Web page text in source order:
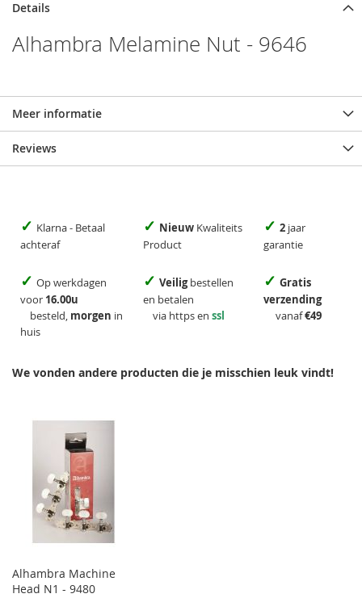
Details
Alhambra Melamine Nut - 9646
Meer informatie
Reviews
✓ Klarna - Betaal
achteraf
✓ Nieuw Kwaliteits
Product
✓ 2 jaar
garantie
✓ Op werkdagen
voor 16.00u
besteld, morgen in
huis
✓ Veiligbestellen
en betalen
via https en ssl
✓ Gratis
verzending
vanaf€49
We vonden andere producten die je misschien leuk vindt!
Alhambra Machine
Head N1 - 9480